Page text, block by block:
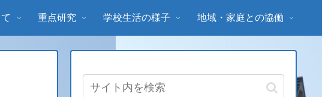
重点研究 学校生活の様子 地域・家庭との協働